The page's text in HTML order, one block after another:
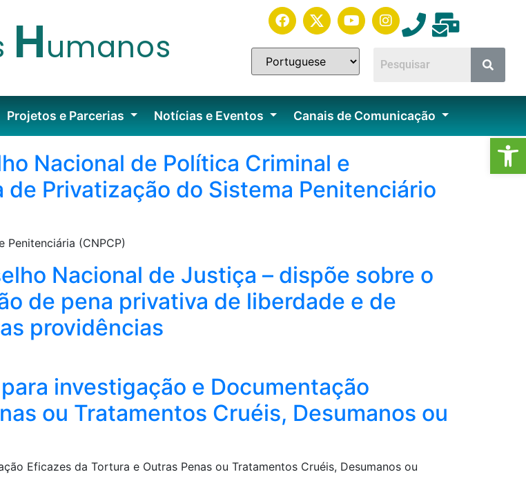
Humanos
Projetos e Parcerias Notícias e Eventos Canais de Comunicação
Nacional de Política Criminal e
Privatização do Sistema Penitenciário
(CNPCP)
Nacional de Justiça – dispõe sobre o
de pena privativa de liberdade e de
providências
investigação e Documentação
ou Tratamentos Cruéis, Desumanos ou
Eficazes da Tortura e Outras Penas ou Tratamentos Cruéis, Desumanos ou